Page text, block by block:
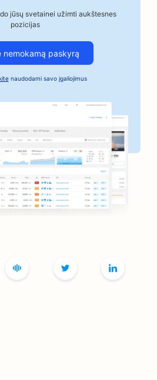
įmonėms
paslaugoms
kavinėms
jūsų svetainei užimti aukštesnes
pozicijas
nemokamą paskyrą
naudodami savo įgaliojimus